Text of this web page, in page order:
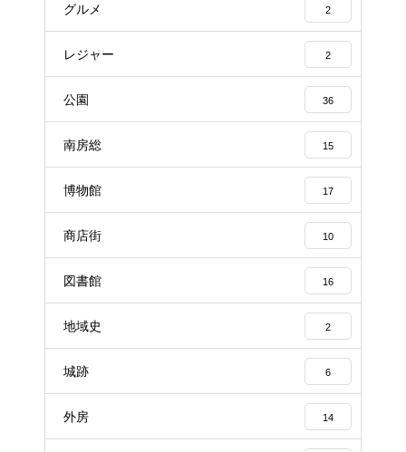
グルメ 2
レジャー 2
公園 36
南房総 15
博物館 17
商店街 10
図書館 16
地域史 2
城跡 6
外房 14